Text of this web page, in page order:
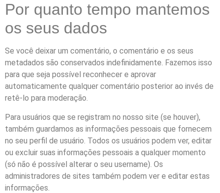
Por quanto tempo mantemos
os seus dados
Se você deixar um comentário, o comentário e os seus
metadados são conservados indefinidamente. Fazemos isso
para que seja possível reconhecer e aprovar
automaticamente qualquer comentário posterior ao invés de
retê-lo para moderação.
Para usuários que se registram no nosso site (se houver),
também guardamos as informações pessoais que fornecem
no seu perfil de usuário. Todos os usuários podem ver, editar
ou excluir suas informações pessoais a qualquer momento
(só não é possível alterar o seu username). Os
administradores de sites também podem ver e editar estas
informações.